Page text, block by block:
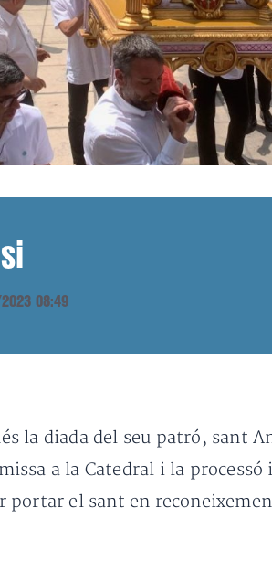
08:49
la diada del seu patró, sant
a la Catedral i la
el sant en